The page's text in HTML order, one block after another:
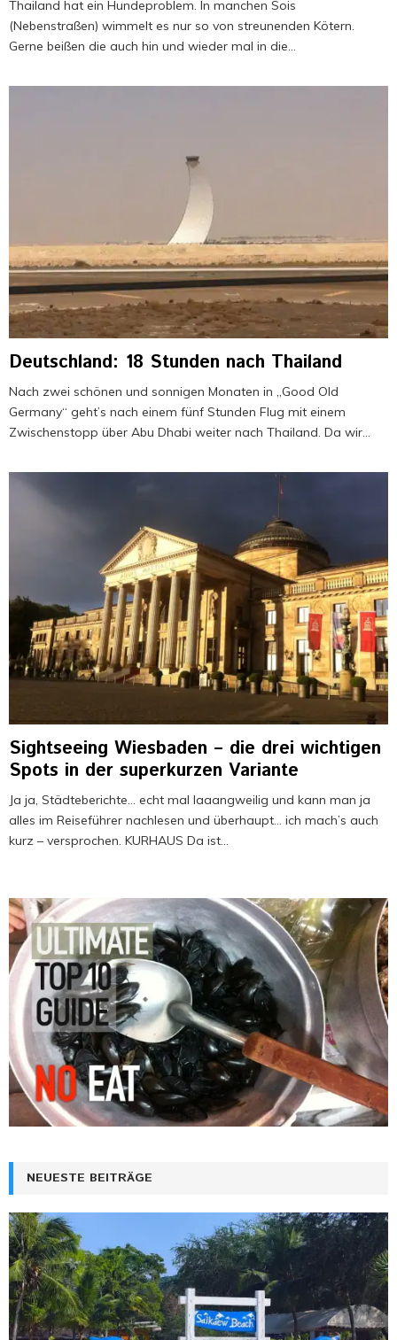
Thailand hat ein Hundeproblem. In manchen Sois
(Nebenstraßen) wimmelt es nur so von streunenden Kötern.
Gerne beißen die auch hin und wieder mal in die...
Deutschland: 18 Stunden nach Thailand
Nach zwei schönen und sonnigen Monaten in „Good Old
Germany“ geht’s nach einem fünf Stunden Flug mit einem
Zwischenstopp über Abu Dhabi weiter nach Thailand. Da wir...
Sightseeing Wiesbaden – die drei wichtigen
Spots in der superkurzen Variante
Ja ja, Städteberichte… echt mal laaangweilig und kann man ja
alles im Reiseführer nachlesen und überhaupt… ich mach’s auch
kurz – versprochen. KURHAUS Da ist...
NEUESTE BEITRÄGE